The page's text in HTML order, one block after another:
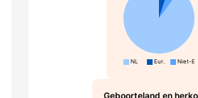
NL Eur. Niet-Eur.
Geboorteland en